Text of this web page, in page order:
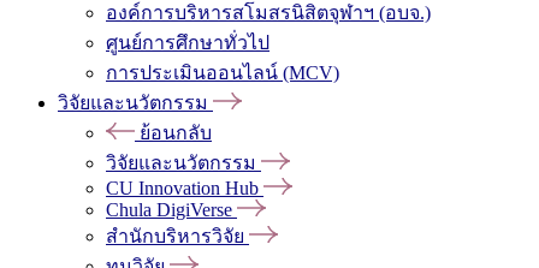
องค์การบริหารสโมสรนิสิตจุฬาฯ (อบจ.)
ศูนย์การศึกษาทั่วไป
การประเมินออนไลน์ (MCV)
วิจัยและนวัตกรรม
ย้อนกลับ
วิจัยและนวัตกรรม
CU Innovation Hub
Chula DigiVerse
สำนักบริหารวิจัย